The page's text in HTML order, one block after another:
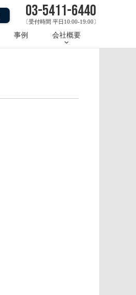
事例 会社概要
03-5411-6440
〔受付時間 平日10:00-19:00〕